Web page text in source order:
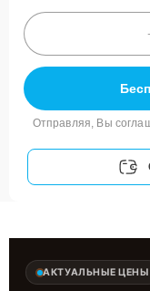
Отправляя, Вы
АКТУАЛЬНЫЕ ЦЕНЫ